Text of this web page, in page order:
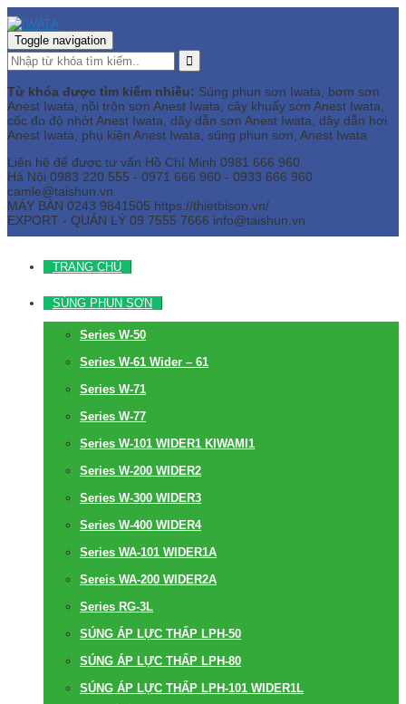
Toggle navigation
Từ khóa được tìm kiếm nhiều: Súng phun sơn Iwata, bơm sơn
Anest Iwata, nồi trộn sơn Anest Iwata, cây khuấy sơn Anest Iwata,
cốc đo độ nhớt Anest Iwata, dây dẫn sơn Anest Iwata, dây dẫn hơi
Anest Iwata, phụ kiện Anest Iwata, súng phun sơn, Anest Iwata
Liên hệ để được tư vấn Hồ Chí Minh 0981 666 960
Hà Nội 0983 220 555 - 0971 666 960 - 0933 666 960
camle@taishun.vn
MÁY BÀN 0243 9841505 https://thietbison.vn/
EXPORT - QUẢN LÝ 09 7555 7666 info@taishun.vn
TRANG CHỦ
SÚNG PHUN SƠN
Series W-50
Series W-61 Wider – 61
Series W-71
Series W-77
Series W-101 WIDER1 KIWAMI1
Series W-200 WIDER2
Series W-300 WIDER3
Series W-400 WIDER4
Series WA-101 WIDER1A
Sereis WA-200 WIDER2A
Series RG-3L
SÚNG ÁP LỰC THẤP LPH-50
SÚNG ÁP LỰC THẤP LPH-80
SÚNG ÁP LỰC THẤP LPH-101 WIDER1L